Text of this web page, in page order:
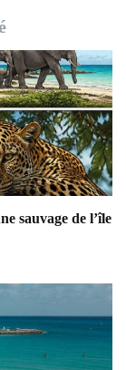
sauvage de l’île